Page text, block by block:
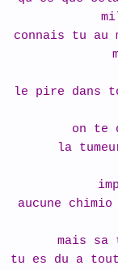
connais tu au
le pire dans
on te
la
aucune
mais
tu es du a